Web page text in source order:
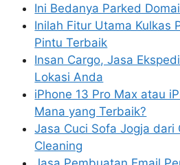
Ini Bedanya Parked
Inilah Fitur Utama Kulkas
Pintu Terbaik
Insan Cargo, Jasa
Lokasi Anda
iPhone 13 Pro Max atau
Mana yang Terbaik?
Jasa Cuci Sofa Jogja dari
Cleaning